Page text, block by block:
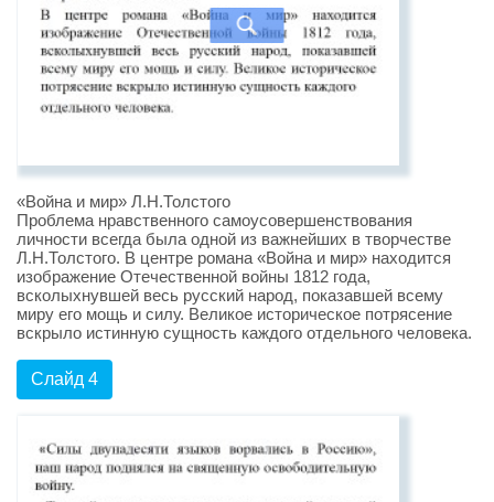
«Война и мир» Л.Н.Толстого
Проблема нравственного самоусовершенствования
личности всегда была одной из важнейших в творчестве
Л.Н.Толстого. В центре романа «Война и мир» находится
изображение Отечественной войны 1812 года,
всколыхнувшей весь русский народ, показавшей всему
миру его мощь и силу. Великое историческое потрясение
вскрыло истинную сущность каждого отдельного человека.
Слайд 4